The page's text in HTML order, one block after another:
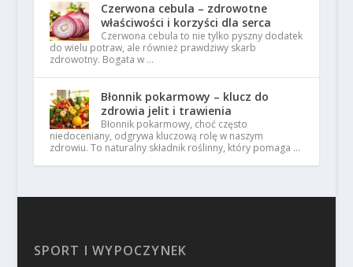
Czerwona cebula – zdrowotne
właściwości i korzyści dla serca
Czerwona cebula to nie tylko pyszny dodatek
do wielu potraw, ale również prawdziwy skarb
zdrowotny. Bogata w …
Błonnik pokarmowy – klucz do
zdrowia jelit i trawienia
Błonnik pokarmowy, choć często
niedoceniany, odgrywa kluczową rolę w naszym
zdrowiu. To naturalny składnik roślinny, który pomaga …
SPORT I WYPOCZYNEK